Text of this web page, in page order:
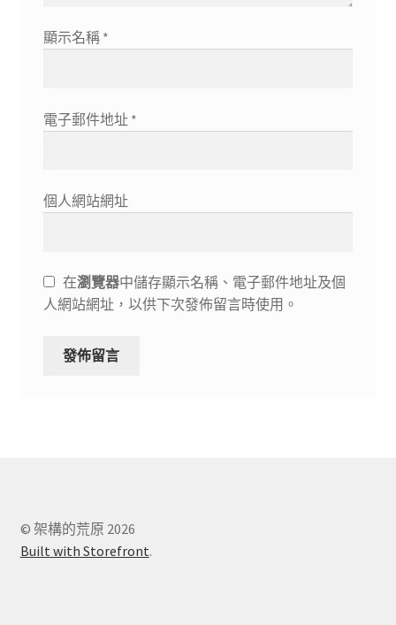
顯示名稱 *
電子郵件地址 *
個人網站網址
在瀏覽器中儲存顯示名稱、電子郵件地址及個
人網站網址，以供下次發佈留言時使用。
© 架構的荒原 2026
Built with Storefront.